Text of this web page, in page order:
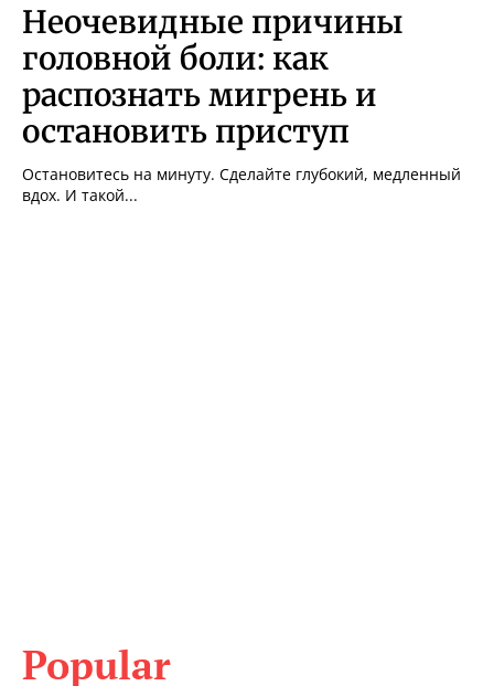
Неочевидные причины
головной боли: как
распознать мигрень и
остановить приступ
Остановитесь на минуту. Сделайте глубокий, медленный
вдох. И такой...
Popular